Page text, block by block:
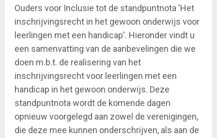
Ouders voor Inclusie tot de standpuntnota 'Het
inschrijvingsrecht in het gewoon onderwijs voor
leerlingen met een handicap'. Hieronder vindt u
een samenvatting van de aanbevelingen die we
doen m.b.t. de realisering van het
inschrijvingsrecht voor leerlingen met een
handicap in het gewoon onderwijs. Deze
standpuntnota wordt de komende dagen
opnieuw voorgelegd aan zowel de verenigingen,
die deze mee kunnen onderschrijven, als aan de